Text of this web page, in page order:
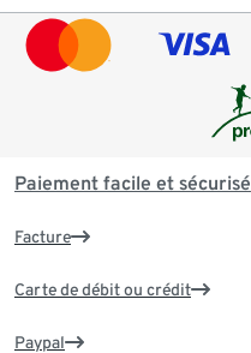
Paiement facile et sécurisé
Facture
Carte de débit ou crédit
Paypal